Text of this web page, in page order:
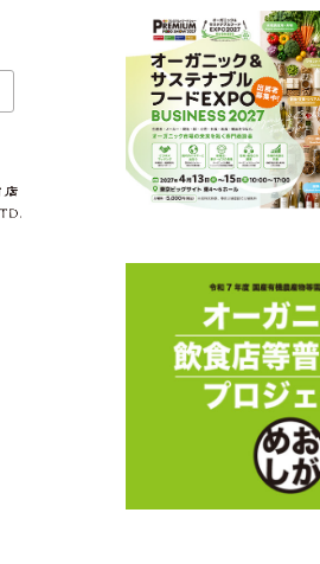
株式会社スナックミー 株式会